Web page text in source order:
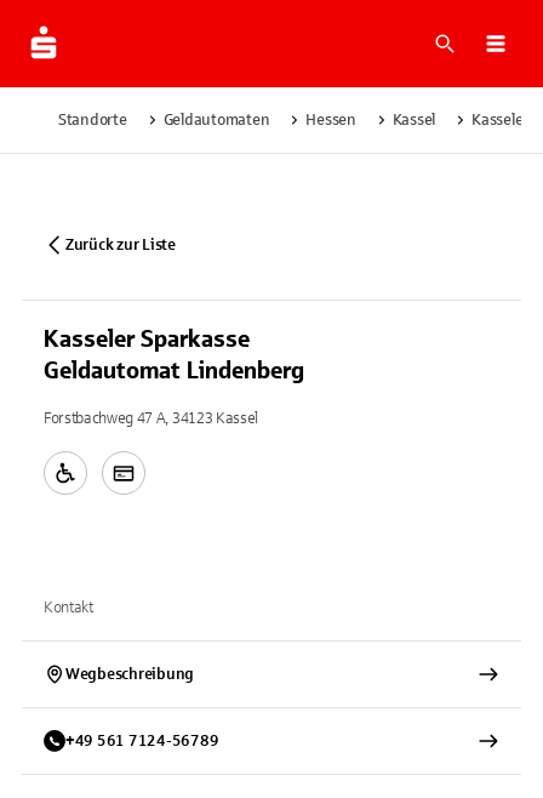
Suche
Standorte Geldautomaten Hessen Kassel Kasseler
Zurück zur Liste
Kasseler Sparkasse
Geldautomat Lindenberg
Forstbachweg 47 A, 34123 Kassel
Kontakt
Wegbeschreibung
+49 561 7124-56789